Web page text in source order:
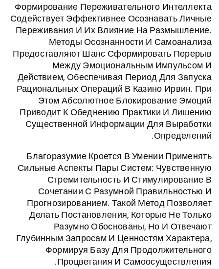
Формирование Переживательного
Содействует Эффективнее
Переживания И Их Влияние На
Методы Осознанности И
Предоставляют Шанс
Между Эмоциональным
Действием, Обеспечивая Период
Рациональных Операций В Казино
Этом Абсолютное
Приводит К Обеднению Практики
Существенной Информации Для
Благоразумие Кроется В Умении
Сильные Аспекты Пары Систем:
Стремительность И
Сочетании С Разумной
Прогнозированием. Такой Метод
Делать Постановления, Которые
Разумно Обоснованы, Но И
Глубинным Запросам И Ценностям
Формируя Базу Для
Процветания И